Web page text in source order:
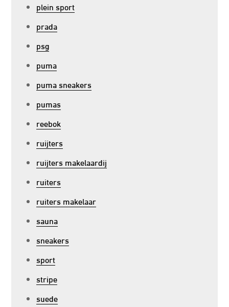
plein sport
prada
psg
puma
puma sneakers
pumas
reebok
ruijters
ruijters makelaardij
ruiters
ruiters makelaar
sauna
sneakers
sport
stripe
suede